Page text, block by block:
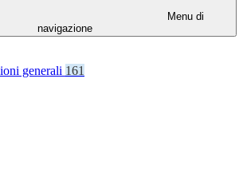
Menu di
navigazione
generali 161